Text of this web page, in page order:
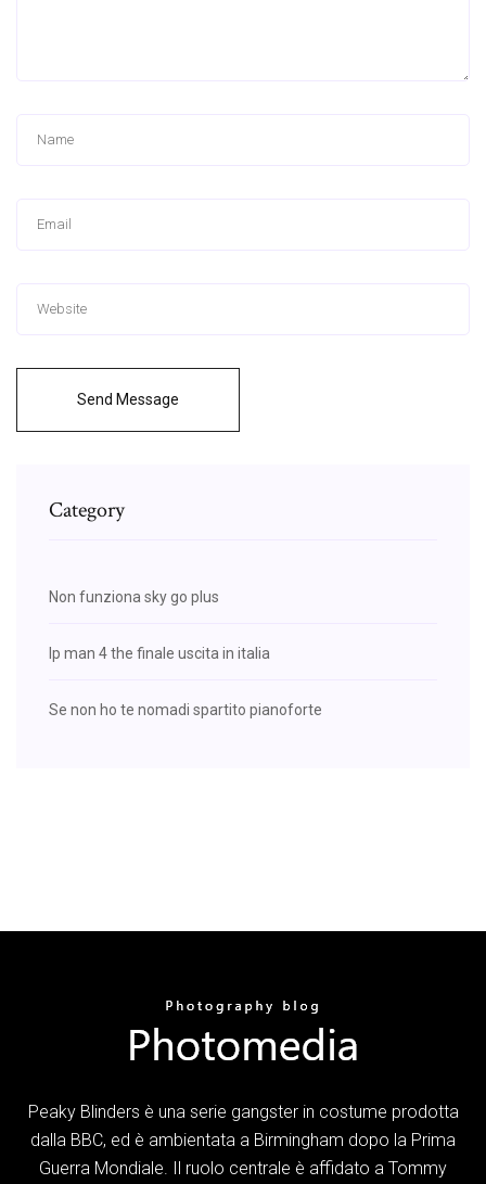
Send Message
Category
Non funziona sky go plus
Ip man 4 the finale uscita in italia
Se non ho te nomadi spartito pianoforte
Peaky Blinders è una serie gangster in costume prodotta
dalla BBC, ed è ambientata a Birmingham dopo la Prima
Guerra Mondiale. Il ruolo centrale è affidato a Tommy